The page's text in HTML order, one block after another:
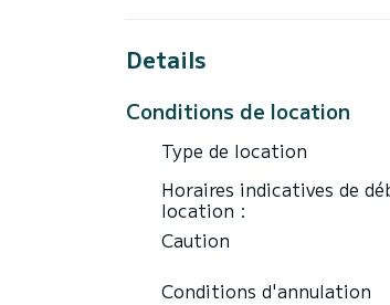
Pour votre confort, Rigel
Ce bateau est équipé d'une
bain.
Si vous avez des questions
un message via la
Details
Conditions de location
Type de location
Horaires indicatives de
location :
Caution
Conditions d'annulation